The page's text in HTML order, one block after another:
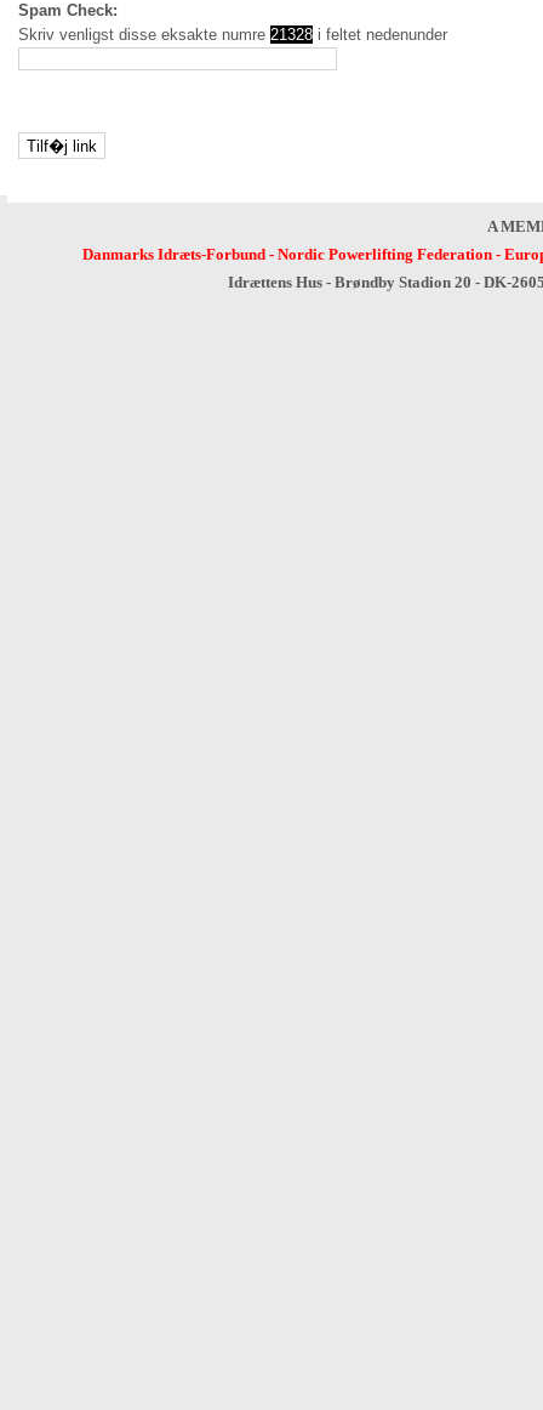
Spam Check:
Skriv venligst disse eksakte numre 21328 i feltet nedenunder
A
Danmarks Idræts-Forbund- Nordic Powerlifting Federation-
Idrættens Hus - Brøndby Stadion 20 - DK-